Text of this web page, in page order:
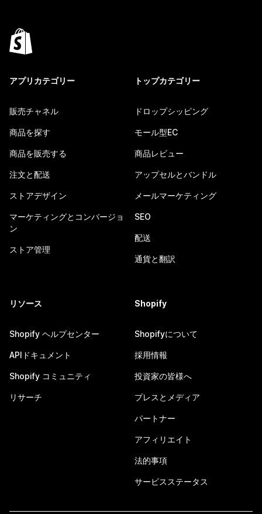
アプリカテゴリー
販売チャネル
商品を探す
商品を販売する
注文と配送
ストアデザイン
マーケティングとコンバージョ
ン
ストア管理
トップカテゴリー
ドロップシッピング
モール型EC
商品レビュー
アップセルとバンドル
メールマーケティング
SEO
配送
通貨と翻訳
リソース
Shopify ヘルプセンター
APIドキュメント
Shopify コミュニティ
リサーチ
Shopify
Shopifyについて
採用情報
投資家の皆様へ
プレスとメディア
パートナー
アフィリエイト
法的事項
サービスステータス